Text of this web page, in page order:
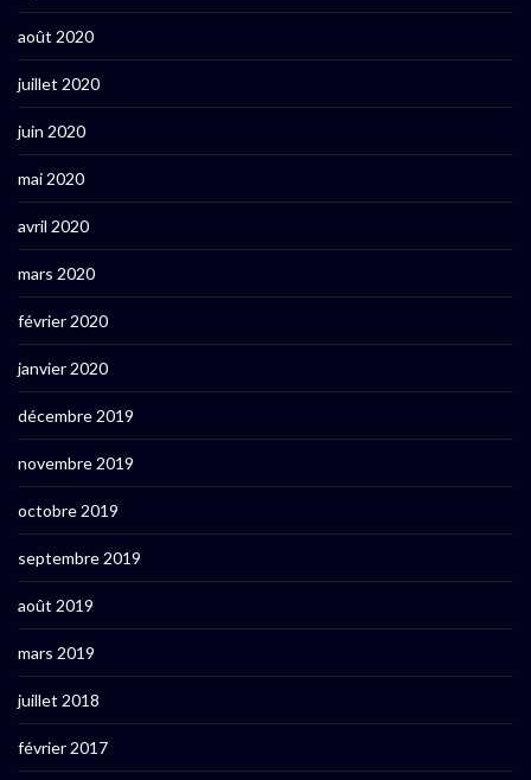
août 2020
juillet 2020
juin 2020
mai 2020
avril 2020
mars 2020
février 2020
janvier 2020
décembre 2019
novembre 2019
octobre 2019
septembre 2019
août 2019
mars 2019
juillet 2018
février 2017